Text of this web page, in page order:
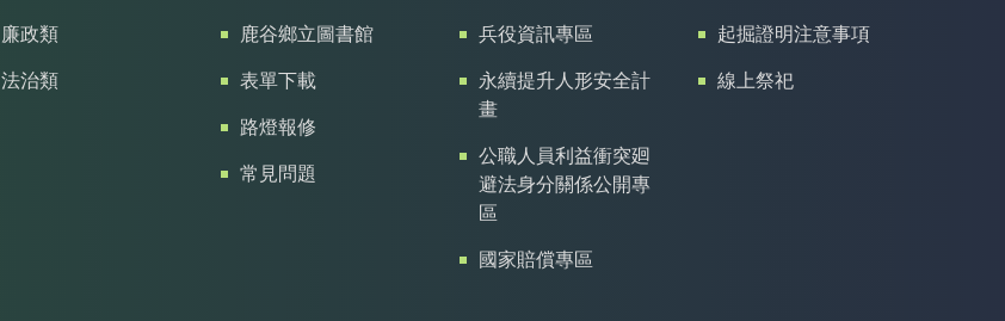
廉政類
法治類
鹿谷鄉立圖書館
表單下載
路燈報修
常見問題
兵役資訊專區
永續提升人形安全計
畫
公職人員利益衝突廻
避法身分關係公開專
區
國家賠償專區
起掘證明注意事項
線上祭祀